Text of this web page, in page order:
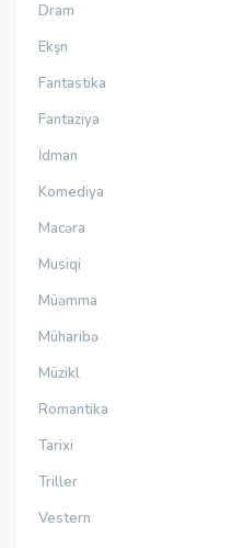
Dram
Ekşn
Fantastika
Fantaziya
İdman
Komediya
Macəra
Musiqi
Müəmma
Müharibə
Müzikl
Romantika
Tarixi
Triller
Vestern